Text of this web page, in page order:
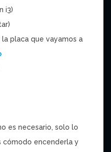
i3)
placa que vayamos a
es necesario, solo lo
cómodo encenderla y